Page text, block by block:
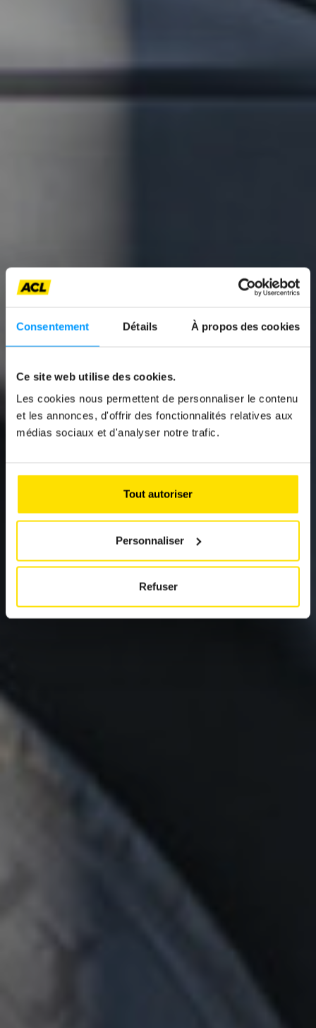
Consentement Détails À propos des cookies
Ce site web utilise des cookies.
Les cookies nous permettent de personnaliser le contenu
et les annonces, d'offrir des fonctionnalités relatives aux
médias sociaux et d'analyser notre trafic.
Tout autoriser
Personnaliser
Refuser
News
HYUNDAI IONIQ 9